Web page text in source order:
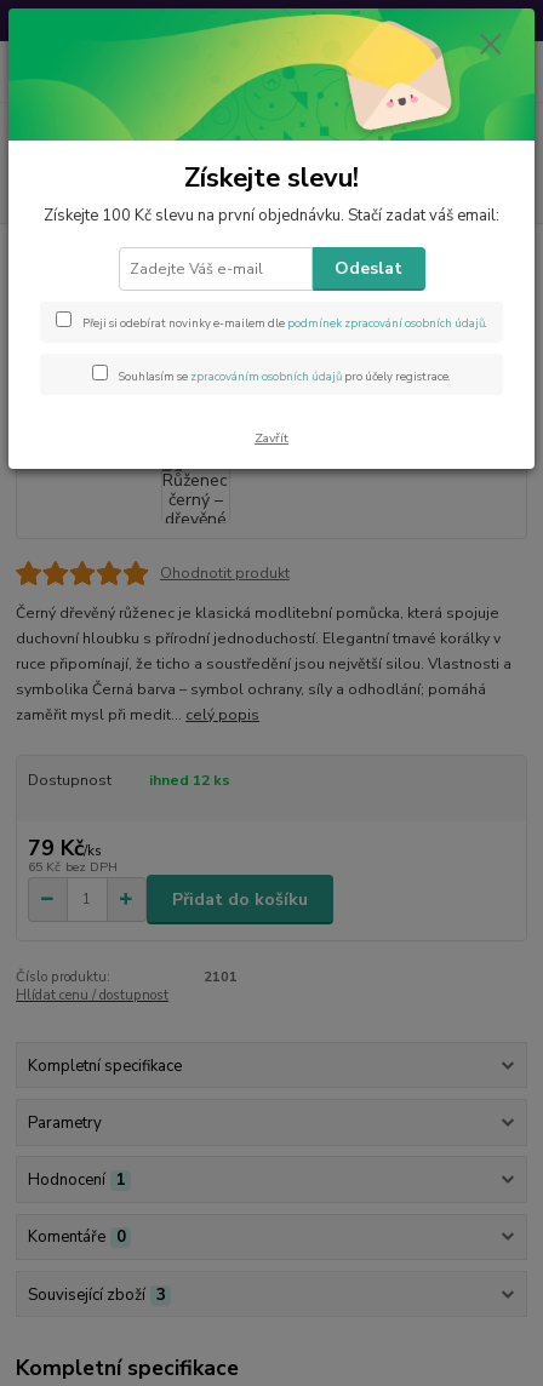
Svatovavřinecká sleva: 20 % s kódemVAVRINEC20
Menu
CZK 0
za
Ostatní Feng Shui
Růženec černý – dřevěné korálky, modlitební
Růženec černý – dřevěné korálky,
modlitební náhrdelník
Ohodnotit produkt
Černý dřevěný růženec je klasická modlitební pomůcka, která spojuje
duchovní hloubku s přírodní jednoduchostí. Elegantní tmavé korálky v
ruce připomínají, že ticho a soustředění jsou největší silou. Vlastnosti a
symbolika Černá barva – symbol ochrany, síly a odhodlání; pomáhá
zaměřit mysl při medit... celý popis
Dostupnost ihned 12 ks
79 Kč/ks
65 Kč bez DPH
Přidat do košíku
Číslo produktu:
2101
Hlídat cenu / dostupnost
Kompletní specifikace
Parametry
Hodnocení 1
Komentáře 0
Související zboží 3
Kompletní specifikace
Získejte slevu!
Získejte 100 Kč slevu na první objednávku. Stačí zadat váš email:
Odeslat
Přeji si odebírat novinky e-mailem dle podmínek zpracování osobních údajů.
Souhlasím se zpracováním osobních údajů pro účely registrace.
Zavřít